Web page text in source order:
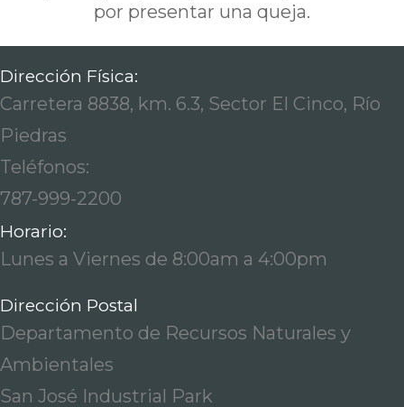
por presentar una queja.
Dirección Física:
Carretera 8838, km. 6.3, Sector El Cinco, Río
Piedras
Teléfonos:
787-999-2200
Horario:
Lunes a Viernes de 8:00am a 4:00pm
Dirección Postal
Departamento de Recursos Naturales y
Ambientales
San José Industrial Park